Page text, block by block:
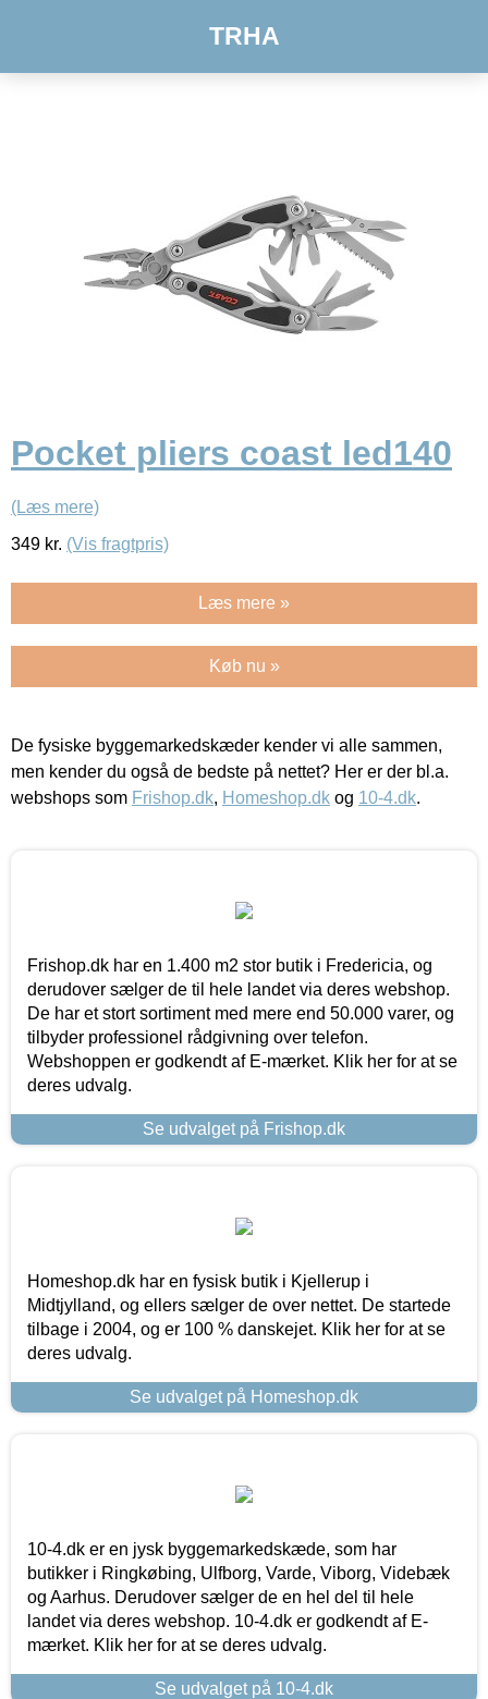
TRHA
Pocket pliers coast led140
(Læs mere)
349 kr. (Vis fragtpris)
Læs mere »
Køb nu »
De fysiske byggemarkedskæder kender vi alle sammen,
men kender du også de bedste på nettet? Her er der bl.a.
webshops som Frishop.dk, Homeshop.dk og 10-4.dk.
Frishop.dk har en 1.400 m2 stor butik i Fredericia, og
derudover sælger de til hele landet via deres webshop.
De har et stort sortiment med mere end 50.000 varer, og
tilbyder professionel rådgivning over telefon.
Webshoppen er godkendt af E-mærket. Klik her for at se
deres udvalg.
Se udvalget på Frishop.dk
Homeshop.dk har en fysisk butik i Kjellerup i
Midtjylland, og ellers sælger de over nettet. De startede
tilbage i 2004, og er 100 % danskejet. Klik her for at se
deres udvalg.
Se udvalget på Homeshop.dk
10-4.dk er en jysk byggemarkedskæde, som har
butikker i Ringkøbing, Ulfborg, Varde, Viborg, Videbæk
og Aarhus. Derudover sælger de en hel del til hele
landet via deres webshop. 10-4.dk er godkendt af E-
mærket. Klik her for at se deres udvalg.
Se udvalget på 10-4.dk